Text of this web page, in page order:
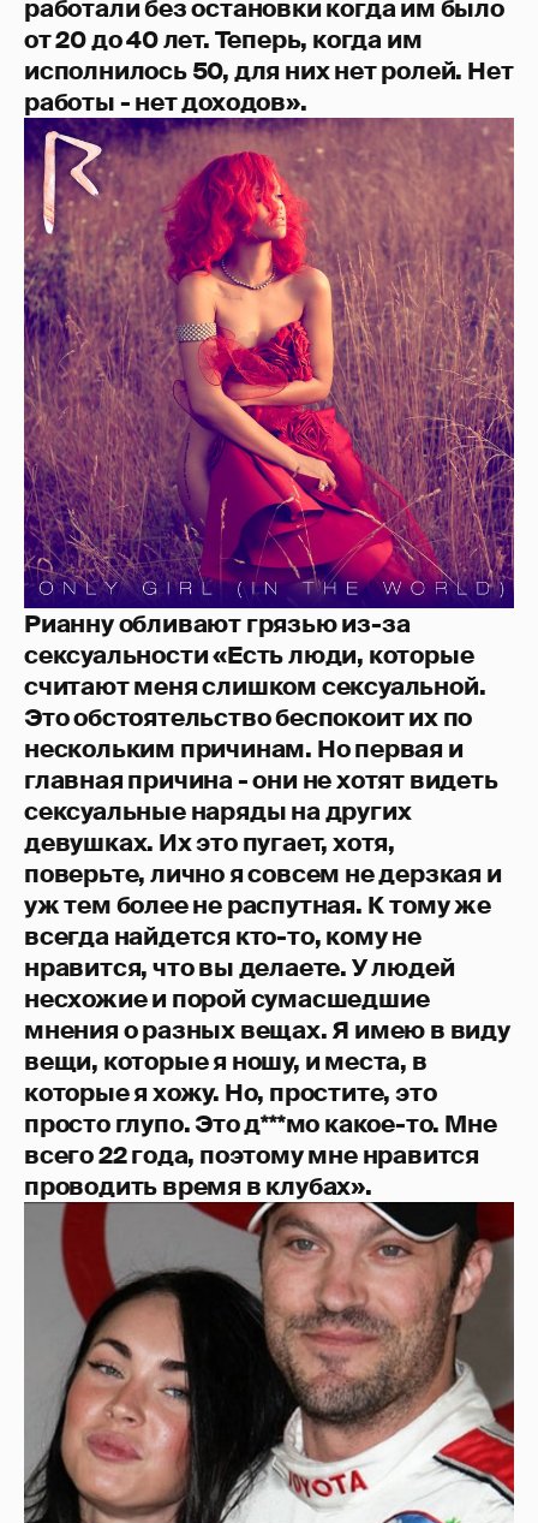
работали без остановки когда им было
от 20 до 40 лет. Теперь, когда им
исполнилось 50, для них нет ролей. Нет
работы - нет доходов».
Рианну обливают грязью из-за
сексуальности «Есть люди, которые
считают меня слишком сексуальной.
Это обстоятельство беспокоит их по
нескольким причинам. Но первая и
главная причина - они не хотят видеть
сексуальные наряды на других
девушках. Их это пугает, хотя,
поверьте, лично я совсем не дерзкая и
уж тем более не распутная. К тому же
всегда найдется кто-то, кому не
нравится, что вы делаете. У людей
несхожие и порой сумасшедшие
мнения о разных вещах. Я имею в виду
вещи, которые я ношу, и места, в
которые я хожу. Но, простите, это
просто глупо. Это д***мо какое-то. Мне
всего 22 года, поэтому мне нравится
проводить время в клубах».